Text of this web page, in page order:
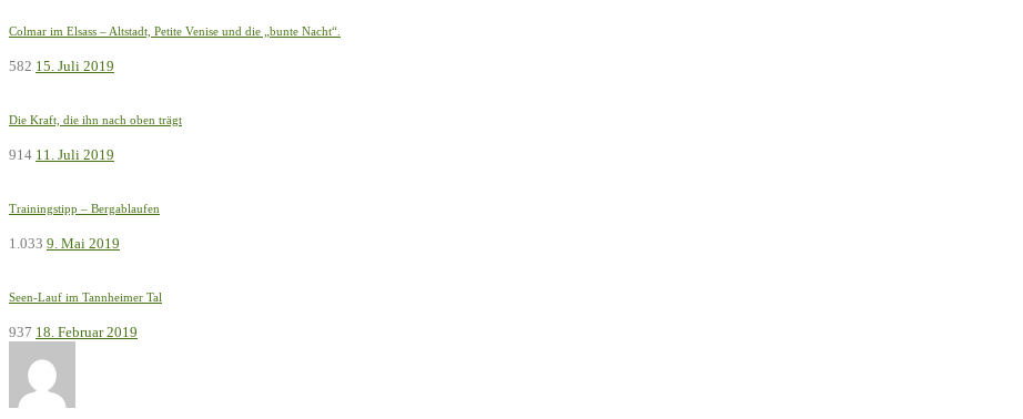
Colmar im Elsass – Altstadt, Petite Venise und die „bunte Nacht“.
582 15. Juli 2019
Die Kraft, die ihn nach oben trägt
914 11. Juli 2019
Trainingstipp – Bergablaufen
1.033 9. Mai 2019
Seen-Lauf im Tannheimer Tal
937 18. Februar 2019